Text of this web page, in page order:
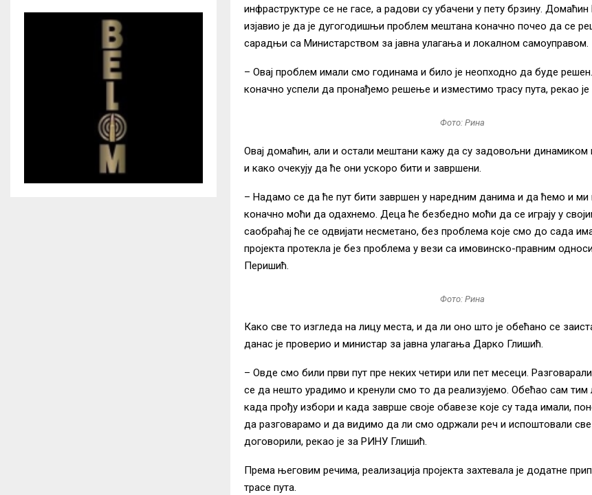
инфраструктуре се не гасе, а радови су убачени у пету брзину.
изјавио је да је дугогодишњи проблем мештана коначно почео да се
сарадњи са Министарством за јавна улагања и локалном самоуправом.
– Овај проблем имали смо годинама и било је неопходно да буде
коначно успели да пронађемо решење и изместимо трасу пута, рекао
Фото: Рина
Овај домаћин, али и остали мештани кажу да су задовољни
и како очекују да ће они ускоро бити и завршени.
– Надамо се да ће пут бити завршен у наредним данима и да ћемо и ми
коначно моћи да одахнемо. Деца ће безбедно моћи да се играју у
саобраћај ће се одвијати несметано, без проблема које смо до сада
пројекта протекла је без проблема у вези са имовинско-правним
Перишић.
Фото: Рина
Како све то изгледа на лицу места, и да ли оно што је обећано се
данас је проверио и министар за јавна улагања Дарко Глишић.
– Овде смо били први пут пре неких четири или пет месеци.
се да нешто урадимо и кренули смо то да реализујемо. Обећао сам
када прођу избори и када заврше своје обавезе које су тада имали,
да разговарамо и да видимо да ли смо одржали реч и испоштовали
договорили, рекао је за РИНУ Глишић.
Према његовим речима, реализација пројекта захтевала је додатне
трасе пута.